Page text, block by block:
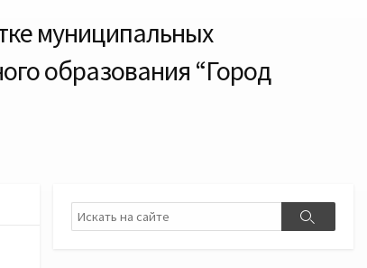
муниципальных
образования “Город
Поиск
Поиск